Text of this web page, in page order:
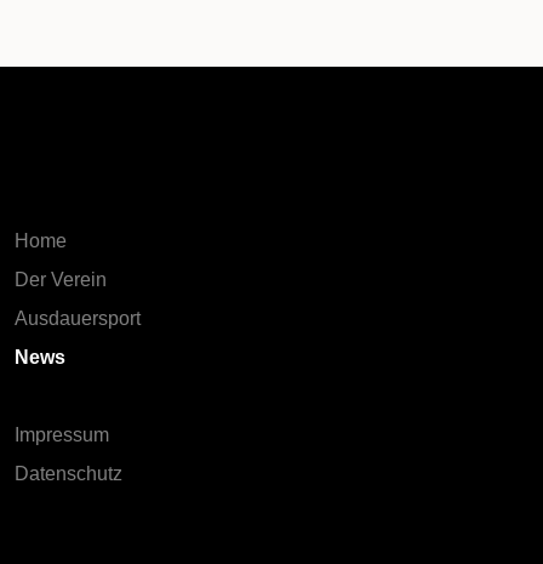
Home
Der Verein
Ausdauersport
News
Impressum
Datenschutz